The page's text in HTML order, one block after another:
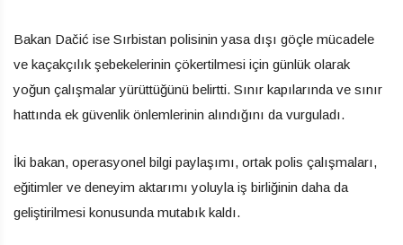
Bakan Dačić ise Sırbistan polisinin yasa dışı göçle mücadele
ve kaçakçılık şebekelerinin çökertilmesi için günlük olarak
yoğun çalışmalar yürüttüğünü belirtti. Sınır kapılarında ve sınır
hattında ek güvenlik önlemlerinin alındığını da vurguladı.
İki bakan, operasyonel bilgi paylaşımı, ortak polis çalışmaları,
eğitimler ve deneyim aktarımı yoluyla iş birliğinin daha da
geliştirilmesi konusunda mutabık kaldı.